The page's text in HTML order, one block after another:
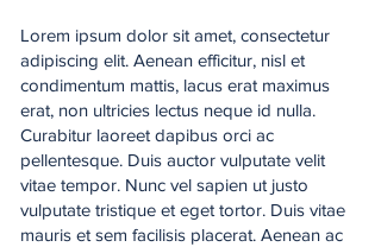
Lorem ipsum dolor sit amet, consectetur
adipiscing elit. Aenean efficitur, nisl et
condimentum mattis, lacus erat maximus
erat, non ultricies lectus neque id nulla.
Curabitur laoreet dapibus orci ac
pellentesque. Duis auctor vulputate velit
vitae tempor. Nunc vel sapien ut justo
vulputate tristique et eget tortor. Duis vitae
mauris et sem facilisis placerat. Aenean ac